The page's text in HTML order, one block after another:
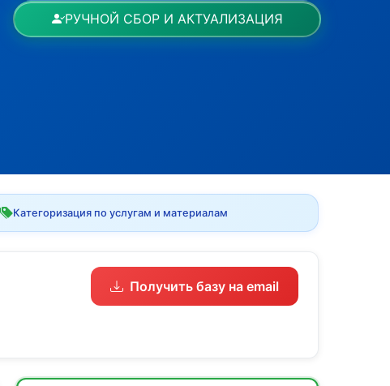
РУЧНОЙ СБОР И АКТУАЛИЗАЦИЯ
Категоризация по услугам и материалам
Получить базу на email